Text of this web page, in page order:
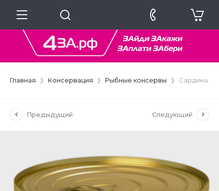
Главная Консервация Рыбные консервы Сардина
Предыдущий Следующий